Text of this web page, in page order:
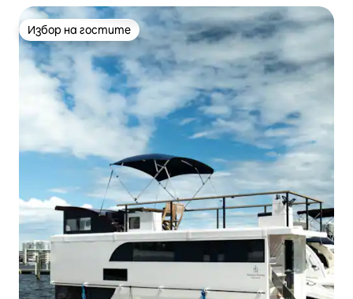
Избор на гостите
Избор на гостите